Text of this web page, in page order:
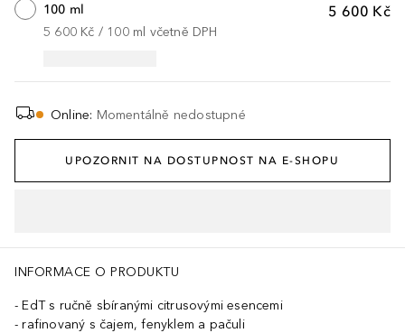
5 600 Kč
100 ml
5 600 Kč / 100 ml včetně DPH
Online: Momentálně nedostupné
UPOZORNIT NA DOSTUPNOST NA E-SHOPU
INFORMACE O PRODUKTU
EdT s ručně sbíranými citrusovými esencemi
rafinovaný s čajem, fenyklem a pačuli